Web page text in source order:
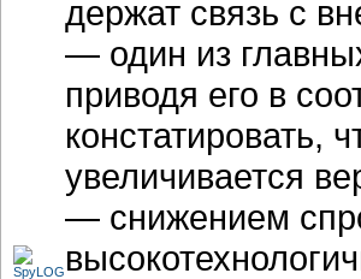
держат связь с
— один из
приводя его в
констатировать,
увеличивается
— снижением